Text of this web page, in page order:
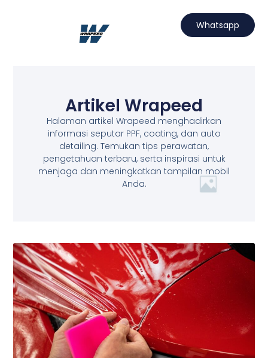
Whatsapp
Artikel Wrapeed
Halaman artikel Wrapeed menghadirkan
informasi seputar PPF, coating, dan auto
detailing. Temukan tips perawatan,
pengetahuan terbaru, serta inspirasi untuk
menjaga dan meningkatkan tampilan mobil
Anda.